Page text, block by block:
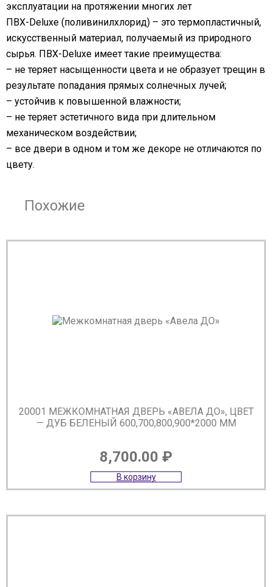
эксплуатации на протяжении многих лет
ПВХ-Deluxe (поливинилхлорид) – это термопластичный,
искусственный материал, получаемый из природного
сырья. ПВХ-Deluxe имеет такие преимущества:
– не теряет насыщенности цвета и не образует трещин в
результате попадания прямых солнечных лучей;
– устойчив к повышенной влажности;
– не теряет эстетичного вида при длительном
механическом воздействии;
– все двери в одном и том же декоре не отличаются по
цвету.
Похожие
20001 МЕЖКОМНАТНАЯ ДВЕРЬ «АВЕЛА ДО», ЦВЕТ
— ДУБ БЕЛЕНЫЙ 600,700,800,900*2000 ММ
8,700.00 ₽
В корзину